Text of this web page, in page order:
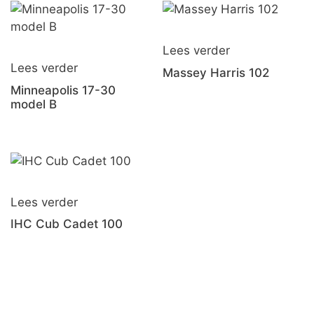
Lees verder
Minneapolis 17-30
model B
Lees verder
Massey Harris 102
Lees verder
IHC Cub Cadet 100